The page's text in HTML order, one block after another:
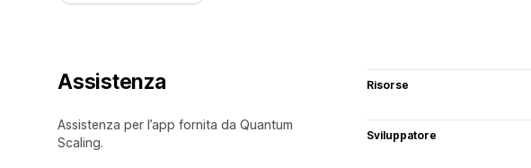
Assistenza
Assistenza per l’app fornita da Quantum
Scaling.
Risorse
Sviluppatore